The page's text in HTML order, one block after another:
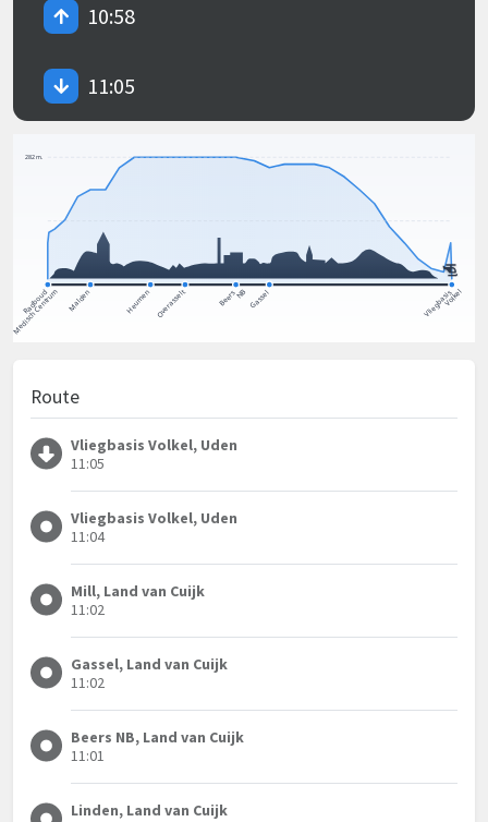
10:58
11:05
Route
Vliegbasis Volkel, Uden
11:05
Vliegbasis Volkel, Uden
11:04
Mill, Land van Cuijk
11:02
Gassel, Land van Cuijk
11:02
Beers NB, Land van Cuijk
11:01
Linden, Land van Cuijk